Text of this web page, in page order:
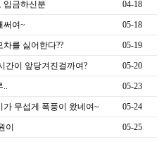
입금하신분 04-18
써여~ 05-18
를 싫어한다?? 05-19
간이 앞당겨진걸까여? 05-20
.. 05-23
가 무섭게 폭풍이 왔네여~ 05-24
이 05-25